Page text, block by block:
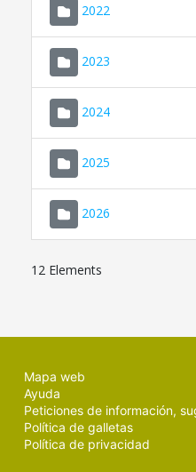
2022
2023
2024
2025
2026
12 Elements
Mapa web
Ayuda
Peticiones de información,
Política de galletas
Política de privacidad